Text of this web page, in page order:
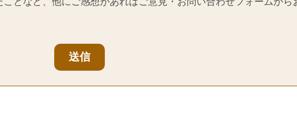
送信